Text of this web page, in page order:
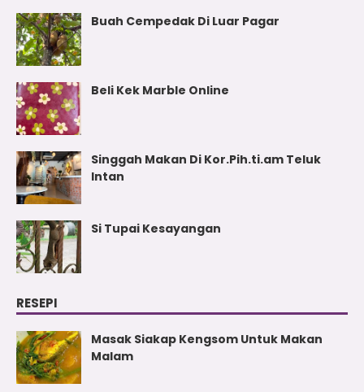
Buah Cempedak Di Luar Pagar
Beli Kek Marble Online
Singgah Makan Di Kor.Pih.ti.am Teluk
Intan
Si Tupai Kesayangan
RESEPI
Masak Siakap Kengsom Untuk Makan
Malam